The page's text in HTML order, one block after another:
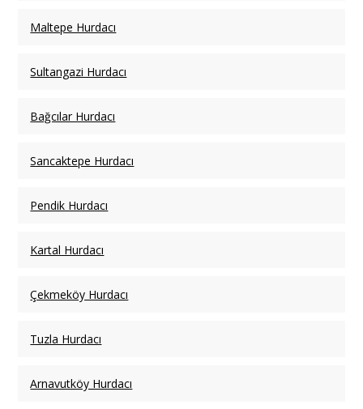
Maltepe Hurdacı
Sultangazi Hurdacı
Bağcılar Hurdacı
Sancaktepe Hurdacı
Pendik Hurdacı
Kartal Hurdacı
Çekmeköy Hurdacı
Tuzla Hurdacı
Arnavutköy Hurdacı